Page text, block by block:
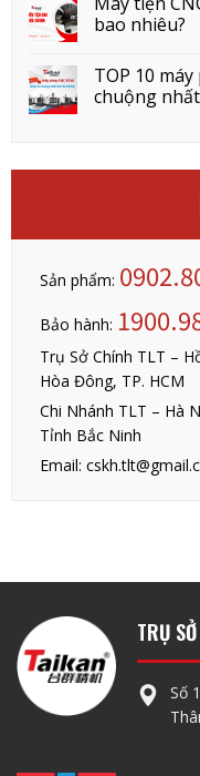
bao nhiêu?
TOP 10
chuộng
Sản phẩm:
Bảo hành:
Trụ Sở Chính TLT –
Hòa Đông, TP. HCM
Chi Nhánh TLT – Hà
Tỉnh Bắc Ninh
Email:
TRỤ
Số